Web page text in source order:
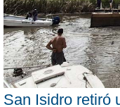
San Isidro retiró